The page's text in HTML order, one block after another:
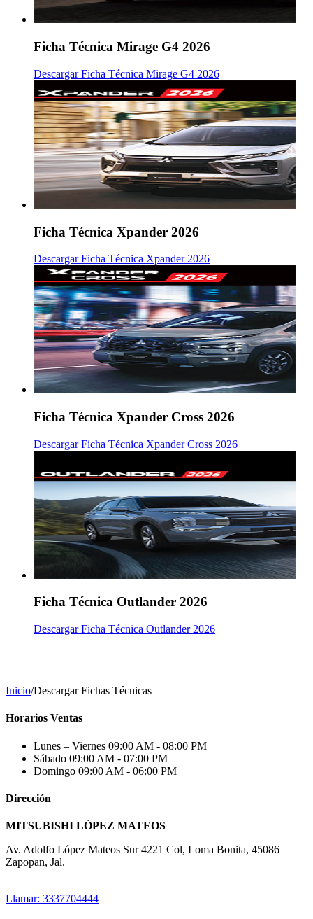
Ficha Técnica Mirage G4 2026
Descargar Ficha Técnica Mirage G4 2026
Ficha Técnica Xpander 2026
Descargar Ficha Técnica Xpander 2026
Ficha Técnica Xpander Cross 2026
Descargar Ficha Técnica Xpander Cross 2026
Ficha Técnica Outlander 2026
Descargar Ficha Técnica Outlander 2026
Inicio/Descargar Fichas Técnicas
Horarios Ventas
Lunes – Viernes 09:00 AM - 08:00 PM
Sábado 09:00 AM - 07:00 PM
Domingo 09:00 AM - 06:00 PM
Dirección
MITSUBISHI LÓPEZ MATEOS
Av. Adolfo López Mateos Sur 4221 Col, Loma Bonita, 45086
Zapopan, Jal.
Llamar: 3337704444